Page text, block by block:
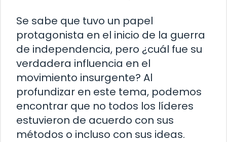
Se sabe que tuvo un papel
protagonista en el inicio de la guerra
de independencia, pero ¿cuál fue su
verdadera influencia en el
movimiento insurgente? Al
profundizar en este tema, podemos
encontrar que no todos los líderes
estuvieron de acuerdo con sus
métodos o incluso con sus ideas.